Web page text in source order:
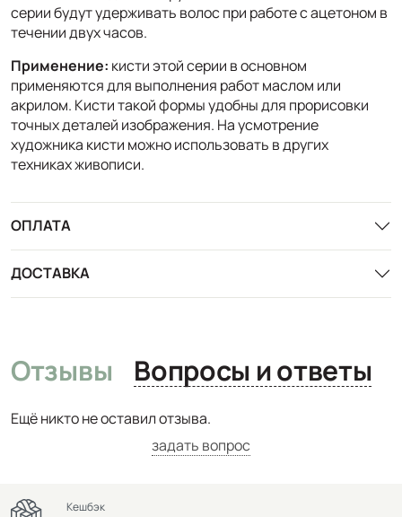
серии будут удерживать волос при работе с ацетоном в
течении двух часов.
Применение: кисти этой серии в основном
применяются для выполнения работ маслом или
акрилом. Кисти такой формы удобны для прорисовки
точных деталей изображения. На усмотрение
художника кисти можно использовать в других
техниках живописи.
ОПЛАТА
ДОСТАВКА
Отзывы Вопросы и ответы
Ещё никто не оставил отзыва.
задать вопрос
Кешбэк